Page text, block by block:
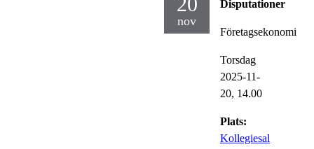
nov
Disputationer
Företagsekonomi
Torsdag
2025-11-
20, 14.00
Plats:
Kollegiesal